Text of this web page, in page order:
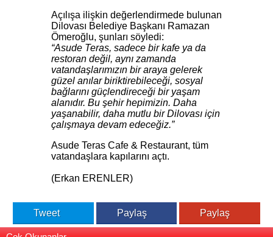
Açılışa ilişkin değerlendirmede bulunan
Dilovası Belediye Başkanı Ramazan
Ömeroğlu, şunları söyledi:
“Asude Teras, sadece bir kafe ya da
restoran değil, aynı zamanda
vatandaşlarımızın bir araya gelerek
güzel anılar biriktirebileceği, sosyal
bağlarını güçlendireceği bir yaşam
alanıdır. Bu şehir hepimizin. Daha
yaşanabilir, daha mutlu bir Dilovası için
çalışmaya devam edeceğiz.”
Asude Teras Cafe & Restaurant, tüm
vatandaşlara kapılarını açtı.
(Erkan ERENLER)
Tweet Paylaş Paylaş